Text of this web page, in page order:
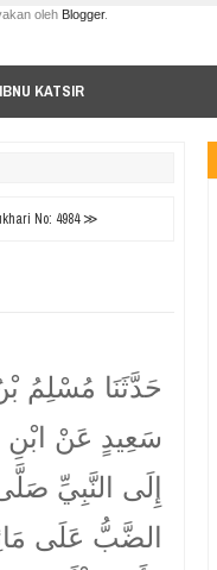
oleh Blogger.
KATSIR
No: 4984 ≫
حَدَّثَنَا مُسْلِمُ
سَعِيدٍ عَنْ ابْنِ
إِلَى النَّبِيِّ
الضَّبُّ عَلَى